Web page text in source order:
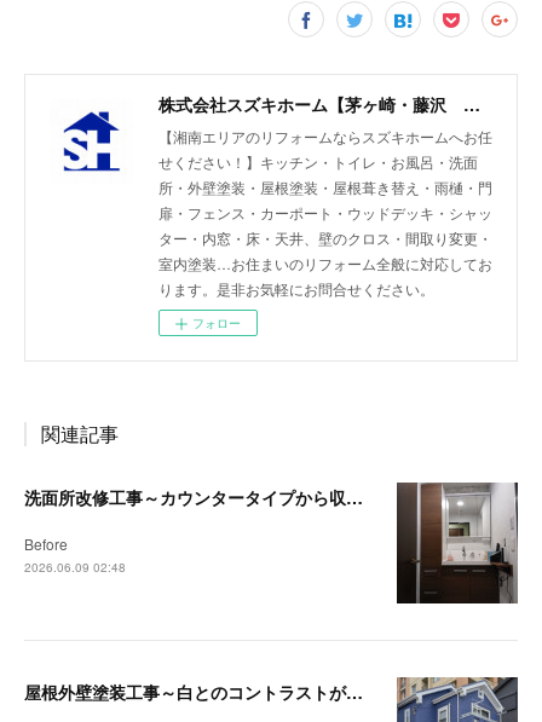
株式会社スズキホーム【茅ヶ崎・藤沢 湘南エリアのリフォーム】
【湘南エリアのリフォームならスズキホームへお任
せください！】キッチン・トイレ・お風呂・洗面
所・外壁塗装・屋根塗装・屋根葺き替え・雨樋・門
扉・フェンス・カーポート・ウッドデッキ・シャッ
ター・内窓・床・天井、壁のクロス・間取り変更・
室内塗装…お住まいのリフォーム全般に対応してお
ります。是非お気軽にお問合せください。
フォロー
関連記事
洗面所改修工事～カウンタータイプから収納付洗面台へ～【茅ヶ崎・藤沢リフォーム事例】
Before
2026.06.09 02:48
屋根外壁塗装工事～白とのコントラストが映える深みのあるブルーへ～【藤沢・茅ヶ崎リフォーム事例】